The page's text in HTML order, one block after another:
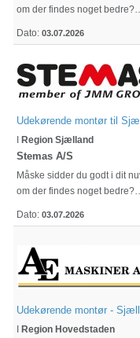
om der findes noget bedre?…
Dato: 03.07.2026
Udekørende montør til
I Region Sjælland
Stemas A/S
Måske sidder du godt i dit
om der findes noget bedre?…
Dato: 03.07.2026
Udekørende montør -
I Region Hovedstaden